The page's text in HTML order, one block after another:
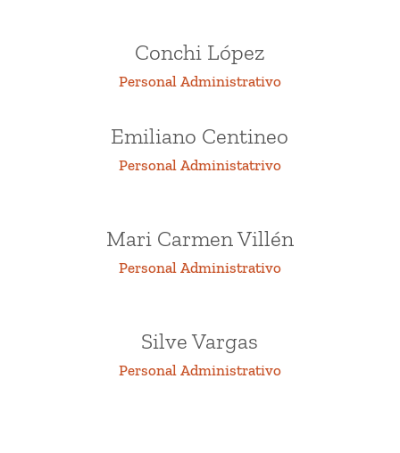
Conchi López
Personal Administrativo
Emiliano Centineo
Personal Administatrivo
Mari Carmen Villén
Personal Administrativo
Silve Vargas
Personal Administrativo